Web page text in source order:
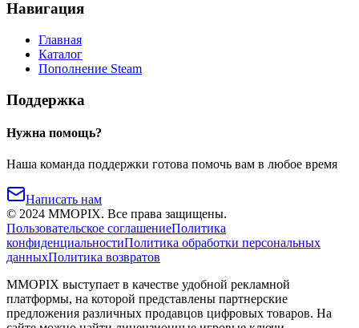
Навигация
Главная
Каталог
Пополнение Steam
Поддержка
Нужна помощь?
Наша команда поддержки готова помочь вам в любое время
Написать нам
© 2024 MMOPIX. Все права защищены.
Пользовательское соглашениеПолитика
конфиденциальностиПолитика обработки персональных
данныхПолитика возвратов
MMOPIX выступает в качестве удобной рекламной
платформы, на которой представлены партнерские
предложения различных продавцов цифровых товаров. На